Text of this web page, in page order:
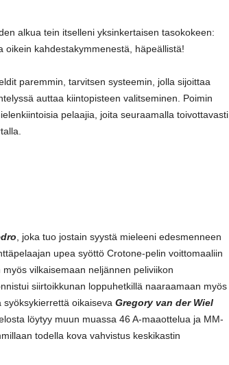
alkua tein itselleni yksinkertaisen tasokokeen:
oikein kahdestakymmenestä, häpeällistä!
paremmin, tarvitsen systeemin, jolla sijoittaa
auttaa kiintopisteen valitseminen. Poimin
pelaajia, joita seuraamalla toivottavasti
, joka tuo jostain syystä mieleeni edesmenneen
upea syöttö Crotone-pelin voittomaaliin
vilkaisemaan neljännen peliviikon
siirtoikkunan loppuhetkillä naaraamaan myös
oikaiseva Gregory van der Wiel
löytyy muun muassa 46 A-maaottelua ja MM-
todella kova vahvistus keskikastin